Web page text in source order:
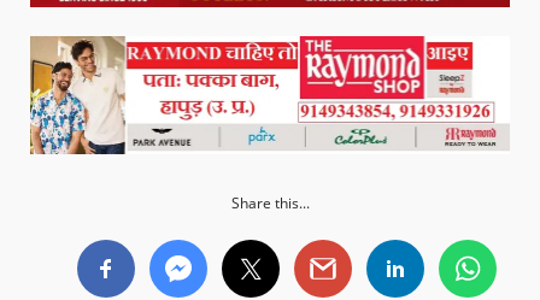
Share this...